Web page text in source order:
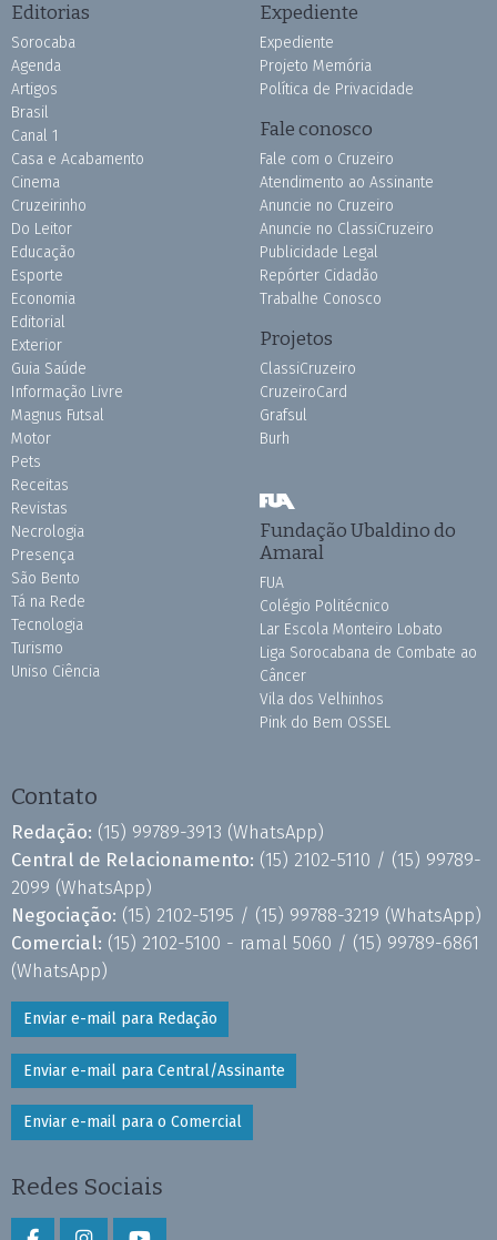
Editorias
Sorocaba
Agenda
Artigos
Brasil
Canal 1
Casa e Acabamento
Cinema
Cruzeirinho
Do Leitor
Educação
Esporte
Economia
Editorial
Exterior
Guia Saúde
Informação Livre
Magnus Futsal
Motor
Pets
Receitas
Revistas
Necrologia
Presença
São Bento
Tá na Rede
Tecnologia
Turismo
Uniso Ciência
Expediente
Expediente
Projeto Memória
Política de Privacidade
Fale conosco
Fale com o Cruzeiro
Atendimento ao Assinante
Anuncie no Cruzeiro
Anuncie no ClassiCruzeiro
Publicidade Legal
Repórter Cidadão
Trabalhe Conosco
Projetos
ClassiCruzeiro
CruzeiroCard
Grafsul
Burh
Fundação Ubaldino do
Amaral
FUA
Colégio Politécnico
Lar Escola Monteiro Lobato
Liga Sorocabana de Combate ao
Câncer
Vila dos Velhinhos
Pink do Bem OSSEL
Contato
Redação: (15) 99789-3913 (WhatsApp)
Central de Relacionamento: (15) 2102-5110 / (15) 99789-
2099 (WhatsApp)
Negociação: (15) 2102-5195 / (15) 99788-3219 (WhatsApp)
Comercial: (15) 2102-5100 - ramal 5060 / (15) 99789-6861
(WhatsApp)
Enviar e-mail para Redação
Enviar e-mail para Central/Assinante
Enviar e-mail para o Comercial
Redes Sociais